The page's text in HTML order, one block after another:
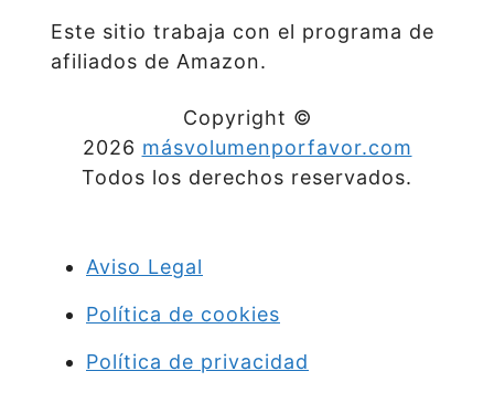
Este sitio trabaja con el programa de
afiliados de Amazon.
Copyright ©
2026 másvolumenporfavor.com
Todos los derechos reservados.
Aviso Legal
Política de cookies
Política de privacidad